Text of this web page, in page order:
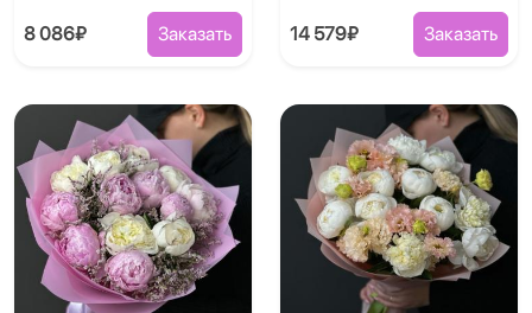
8 086₽ Заказать 14 579₽ Заказать